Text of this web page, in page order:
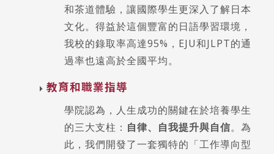
和茶道體驗，讓國際學生更深入了解日本
文化。得益於這個豐富的日語學習環境，
我校的錄取率高達95%，EJU和JLPT的通
過率也遠高於全國平均。
教育和職業指導
學院認為，人生成功的關鍵在於培養學生
的三大支柱： 自律、自我提升與自信。為
此，我們開發了一套獨特的「工作導向型